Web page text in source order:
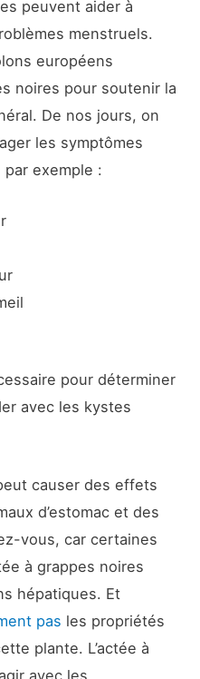
peuvent aider à
menstruels.
européens
noires pour soutenir la
De nos jours, on
les symptômes
par exemple :
pour déterminer
avec les kystes
causer des effets
d’estomac et des
vous, car certaines
à grappes noires
hépatiques. Et
pas les propriétés
plante. L’actée à